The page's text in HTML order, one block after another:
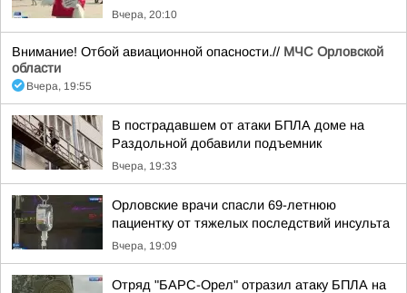
Вчера, 20:10
Внимание! Отбой авиационной опасности.// МЧС Орловской
области
Вчера, 19:55
В пострадавшем от атаки БПЛА доме на
Раздольной добавили подъемник
Вчера, 19:33
Орловские врачи спасли 69-летнюю
пациентку от тяжелых последствий инсульта
Вчера, 19:09
Отряд "БАРС-Орел" отразил атаку БПЛА на